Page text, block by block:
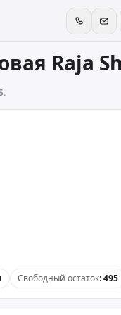
Raja
Свободный остаток:495